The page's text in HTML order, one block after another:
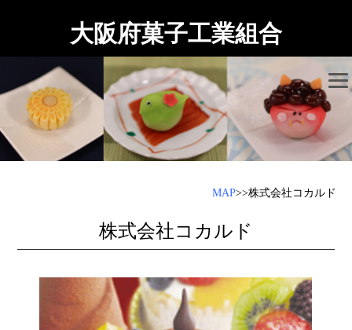
大阪府菓子工業組合
MAP>>株式会社コカルド
株式会社コカルド